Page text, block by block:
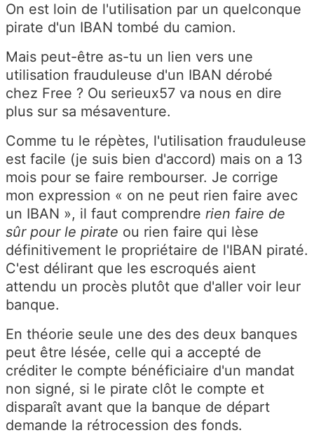
On est loin de l'utilisation par un quelconque
pirate d'un IBAN tombé du camion.
Mais peut-être as-tu un lien vers une
utilisation frauduleuse d'un IBAN dérobé
chez Free ? Ou serieux57 va nous en dire
plus sur sa mésaventure.
Comme tu le répètes, l'utilisation frauduleuse
est facile (je suis bien d'accord) mais on a 13
mois pour se faire rembourser. Je corrige
mon expression « on ne peut rien faire avec
un IBAN », il faut comprendre rien faire de
sûr pour le pirate ou rien faire qui lèse
définitivement le propriétaire de l'IBAN piraté.
C'est délirant que les escroqués aient
attendu un procès plutôt que d'aller voir leur
banque.
En théorie seule une des des deux banques
peut être lésée, celle qui a accepté de
créditer le compte bénéficiaire d'un mandat
non signé, si le pirate clôt le compte et
disparaît avant que la banque de départ
demande la rétrocession des fonds.